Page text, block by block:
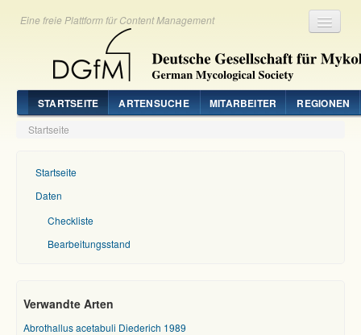
Eine freie Plattform für Content Management
STARTSEITE ARTENSUCHE MITARBEITER REGIONEN
Startseite
Startseite
Daten
Checkliste
Bearbeitungsstand
Verwandte Arten
Abrothallus acetabuli Diederich 1989